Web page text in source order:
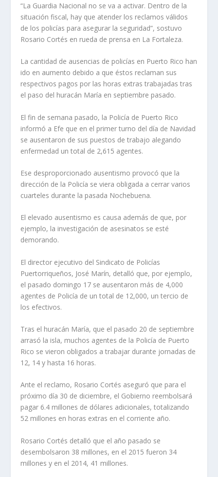
“La Guardia Nacional no se va a activar. Dentro de la
situación fiscal, hay que atender los reclamos válidos
de los policías para asegurar la seguridad”, sostuvo
Rosario Cortés en rueda de prensa en La Fortaleza.
La cantidad de ausencias de policías en Puerto Rico han
ido en aumento debido a que éstos reclaman sus
respectivos pagos por las horas extras trabajadas tras
el paso del huracán María en septiembre pasado.
El fin de semana pasado, la Policía de Puerto Rico
informó a Efe que en el primer turno del día de Navidad
se ausentaron de sus puestos de trabajo alegando
enfermedad un total de 2,615 agentes.
Ese desproporcionado ausentismo provocó que la
dirección de la Policía se viera obligada a cerrar varios
cuarteles durante la pasada Nochebuena.
El elevado ausentismo es causa además de que, por
ejemplo, la investigación de asesinatos se esté
demorando.
El director ejecutivo del Sindicato de Policías
Puertorriqueños, José Marín, detalló que, por ejemplo,
el pasado domingo 17 se ausentaron más de 4,000
agentes de Policía de un total de 12,000, un tercio de
los efectivos.
Tras el huracán María, que el pasado 20 de septiembre
arrasó la isla, muchos agentes de la Policía de Puerto
Rico se vieron obligados a trabajar durante jornadas de
12, 14 y hasta 16 horas.
Ante el reclamo, Rosario Cortés aseguró que para el
próximo día 30 de diciembre, el Gobierno reembolsará
pagar 6.4 millones de dólares adicionales, totalizando
52 millones en horas extras en el corriente año.
Rosario Cortés detalló que el año pasado se
desembolsaron 38 millones, en el 2015 fueron 34
millones y en el 2014, 41 millones.